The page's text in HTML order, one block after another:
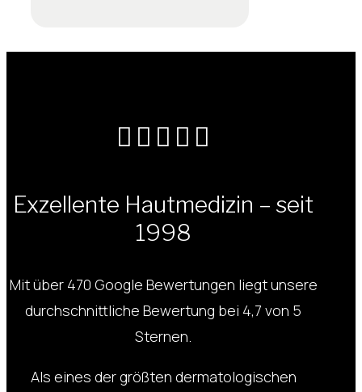
    
Exzellente Hautmedizin – seit
1998
Mit über 470 Google Bewertungen liegt unsere
durchschnittliche Bewertung bei 4,7 von 5
Sternen.
Als eines der größten dermatologischen